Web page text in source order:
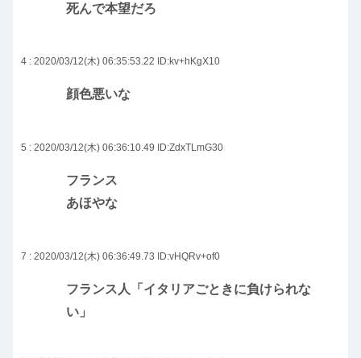
死んで本望だろ
4 : 2020/03/12(木) 06:35:53.22 ID:kv+hKgX10
顔色悪いな
5 : 2020/03/12(木) 06:36:10.49 ID:ZdxTLmG30
フランス
あほやな
7 : 2020/03/12(木) 06:36:49.73 ID:vHQRv+of0
フランス人「イタリアごときに負けられな
い」